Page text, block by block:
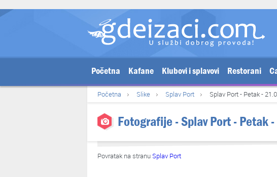
Početna Kafane Klubovi i splavovi Restorani
Početna Slike Splav Port Splav Port - Petak -
Fotografije - Splav Port - Petak
Povratak na stranu Splav Port